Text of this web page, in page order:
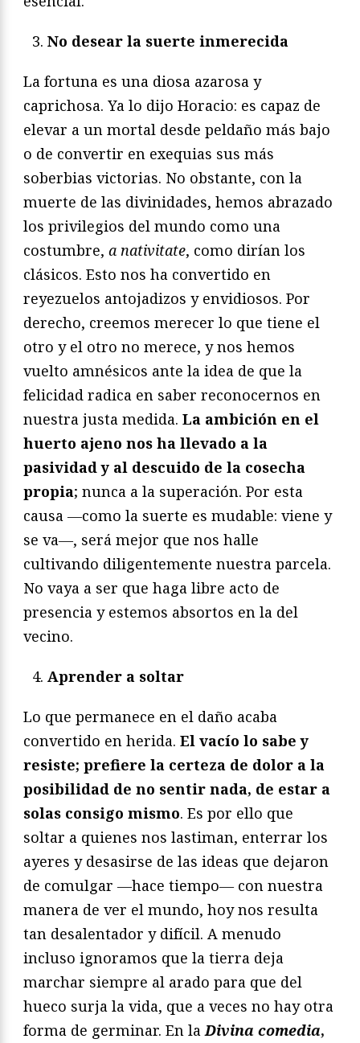
No desear la suerte inmerecida
La fortuna es una diosa azarosa y
caprichosa. Ya lo dijo Horacio: es capaz de
elevar a un mortal desde peldaño más bajo
o de convertir en exequias sus más
soberbias victorias. No obstante, con la
muerte de las divinidades, hemos abrazado
los privilegios del mundo como una
costumbre, a nativitate, como dirían los
clásicos. Esto nos ha convertido en
reyezuelos antojadizos y envidiosos. Por
derecho, creemos merecer lo que tiene el
otro y el otro no merece, y nos hemos
vuelto amnésicos ante la idea de que la
felicidad radica en saber reconocernos en
nuestra justa medida. La ambición en el
huerto ajeno nos ha llevado a la
pasividad y al descuido de la cosecha
propia; nunca a la superación. Por esta
causa ―como la suerte es mudable: viene y
se va―, será mejor que nos halle
cultivando diligentemente nuestra parcela.
No vaya a ser que haga libre acto de
presencia y estemos absortos en la del
vecino.
Aprender a soltar
Lo que permanece en el daño acaba
convertido en herida. El vacío lo sabe y
resiste; prefiere la certeza de dolor a la
posibilidad de no sentir nada, de estar a
solas consigo mismo. Es por ello que
soltar a quienes nos lastiman, enterrar los
ayeres y desasirse de las ideas que dejaron
de comulgar ―hace tiempo― con nuestra
manera de ver el mundo, hoy nos resulta
tan desalentador y difícil. A menudo
incluso ignoramos que la tierra deja
marchar siempre al arado para que del
hueco surja la vida, que a veces no hay otra
forma de germinar. En laDivina comedia,